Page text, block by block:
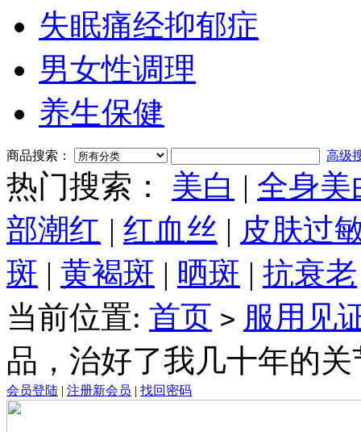
失眠痛经抑郁症
男女性调理
养生保健
商品搜索： 高级
热门搜索： 美白 | 全身美
部潮红 | 红血丝 | 皮肤过
斑 | 黄褐斑 | 晒斑 | 抗衰老
当前位置: 首页 > 服用见
品，治好了我几十年的关
会员登陆 | 注册新会员 | 找回密码